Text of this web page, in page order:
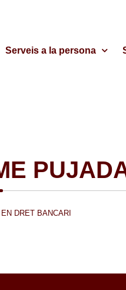
Serveis a la persona
DRET BANCARI